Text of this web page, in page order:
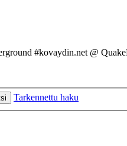
#kovaydin.net @
Tarkennettu haku